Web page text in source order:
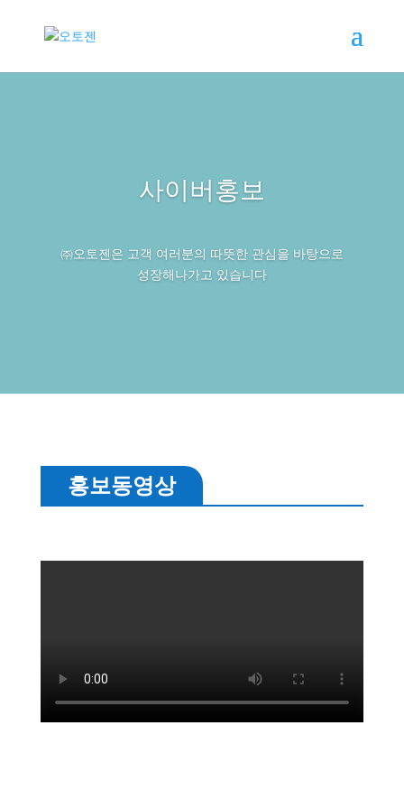
사이버홍보
㈜오토젠은 고객 여러분의 따뜻한 관심을 바탕으로
성장해나가고 있습니다
홍보동영상